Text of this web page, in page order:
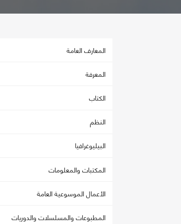
المعارف العامة
المعرفة
الكتاب
النظم
البيليوغرافيا
المكتبات والمعلومات
الأعمال الموسوعية العامة
المطبوعات والمسلسلات والدوريات